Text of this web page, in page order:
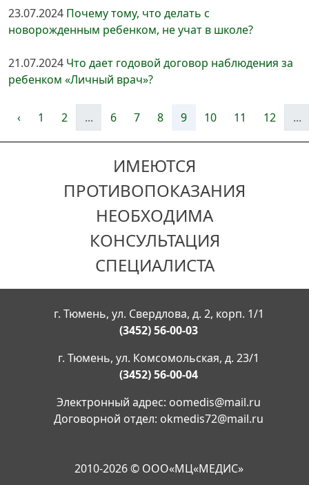
23.07.2024 Почему тому, что делать с
новорожденным ребенком, не учат в школе?
21.07.2024 Что дает годовой договор наблюдения за
ребенком «Личный врач»?
‹ 1 2 ... 6 7 8 9 10 11 12 ...
ИМЕЮТСЯ
ПРОТИВОПОКАЗАНИЯ
НЕОБХОДИМА
КОНСУЛЬТАЦИЯ
СПЕЦИАЛИСТА
г. Тюмень, ул. Свердлова, д. 2, корп. 1/1
(3452) 56-00-03
г. Тюмень, ул. Комсомольская, д. 23/1
(3452) 56-00-04
Электронный адрес: oomedis@mail.ru
Договорной отдел: okmedis72@mail.ru
2010-2026 © ООО«МЦ«МЕДИС»